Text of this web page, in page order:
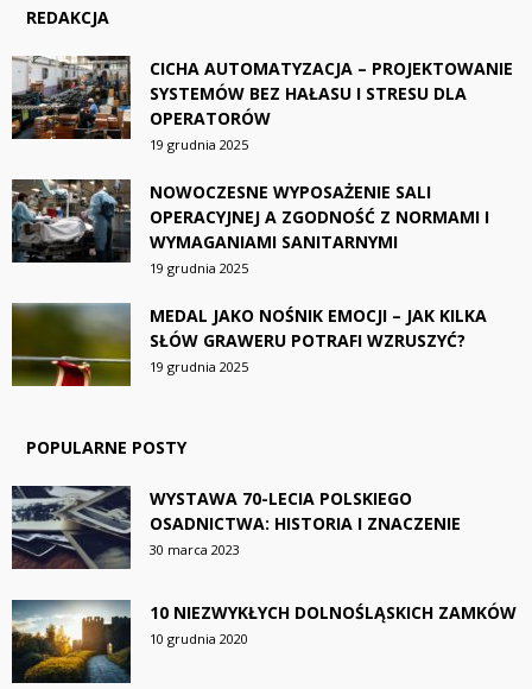
REDAKCJA
CICHA AUTOMATYZACJA – PROJEKTOWANIE
SYSTEMÓW BEZ HAŁASU I STRESU DLA
OPERATORÓW
19 grudnia 2025
NOWOCZESNE WYPOSAŻENIE SALI
OPERACYJNEJ A ZGODNOŚĆ Z NORMAMI I
WYMAGANIAMI SANITARNYMI
19 grudnia 2025
MEDAL JAKO NOŚNIK EMOCJI – JAK KILKA
SŁÓW GRAWERU POTRAFI WZRUSZYĆ?
19 grudnia 2025
POPULARNE POSTY
WYSTAWA 70-LECIA POLSKIEGO
OSADNICTWA: HISTORIA I ZNACZENIE
30 marca 2023
10 NIEZWYKŁYCH DOLNOŚLĄSKICH ZAMKÓW
10 grudnia 2020